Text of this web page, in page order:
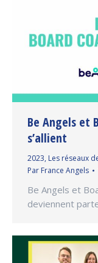
Be Angels et
s’allient
2023, Les réseaux
Par France Angels
Be Angels et
deviennent